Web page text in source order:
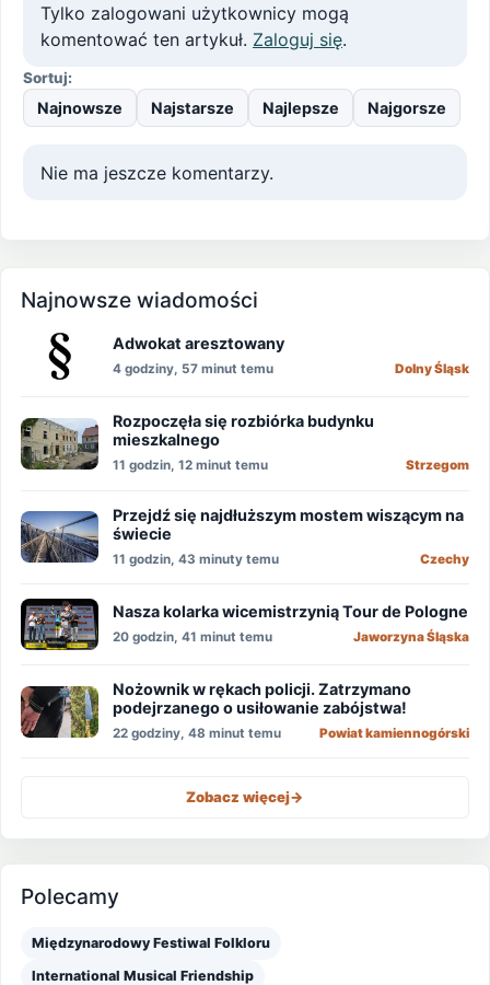
Tylko zalogowani użytkownicy mogą
komentować ten artykuł. Zaloguj się.
Sortuj:
Najnowsze Najstarsze Najlepsze Najgorsze
Nie ma jeszcze komentarzy.
Najnowsze wiadomości
Adwokat aresztowany
4 godziny, 57 minut temu Dolny Śląsk
Rozpoczęła się rozbiórka budynku
mieszkalnego
11 godzin, 12 minut temu Strzegom
Przejdź się najdłuższym mostem wiszącym na
świecie
11 godzin, 43 minuty temu Czechy
Nasza kolarka wicemistrzynią Tour de Pologne
20 godzin, 41 minut temu Jaworzyna Śląska
Nożownik w rękach policji. Zatrzymano
podejrzanego o usiłowanie zabójstwa!
22 godziny, 48 minut temu Powiat kamiennogórski
Zobacz więcej->
Polecamy
Międzynarodowy Festiwal Folkloru
International Musical Friendship